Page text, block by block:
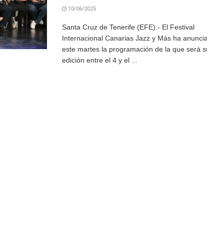
10/06/2025
Santa Cruz de Tenerife (EFE).- El Festival
Internacional Canarias Jazz y Más ha
este martes la programación de la que será
edición entre el 4 y el ...